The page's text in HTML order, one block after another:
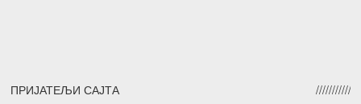
ПРИЈАТЕЉИ САЈТА